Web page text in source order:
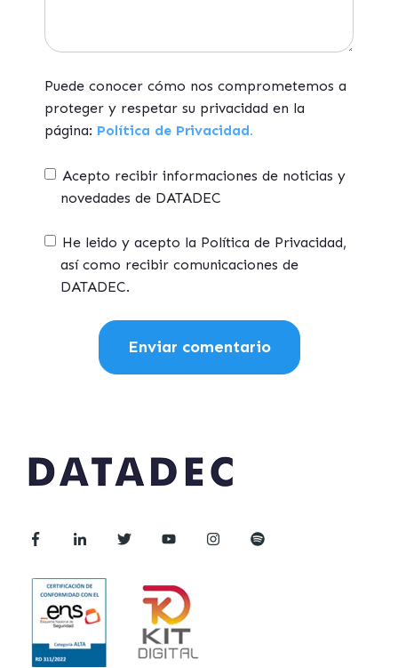
Puede conocer cómo nos comprometemos a
proteger y respetar su privacidad en la
página: Política de Privacidad.
Acepto recibir informaciones de noticias y
novedades de DATADEC
He leido y acepto la Política de Privacidad,
así como recibir comunicaciones de
DATADEC.